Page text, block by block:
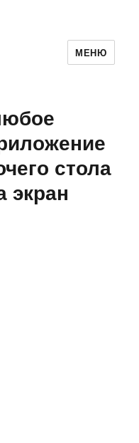
МЕНЮ
стола
экран